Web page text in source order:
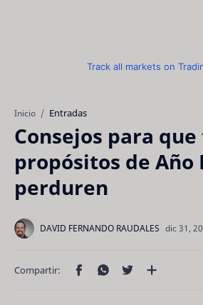
Track all markets on
Inicio Entradas
Consejos para que
propósitos de Año
perduren